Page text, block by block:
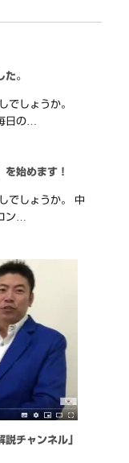
。
でしょうか。
日の…
を始めます！
でしょうか。 中
ン…
チャンネル」